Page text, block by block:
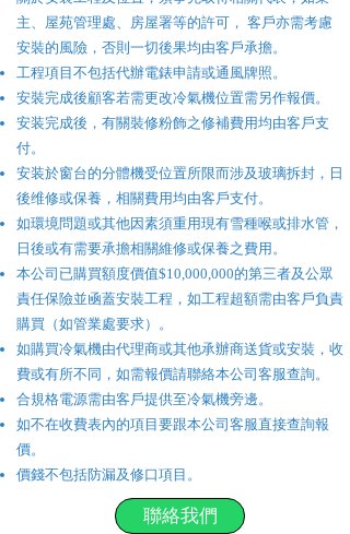
主、屋苑管理處、房屋署等的許可， 客戶亦需考慮
安裝的風險，否則一切後果均由客戶承擔。
工程項目不包括代辦電錶申請或通風牌照。
安裝完成後顧客若需更改冷氣機位置需另作報價。
安装完成後，有關裝修粉飾之修補費用均由客戶支
付。
安装於窗台的分體機受位置所限而涉及玻璃拆封，日
後维修或保養，相關費用均由客戶支付。
如環境問題或其他因素須重用現有雪種喉或排水管，
日後或有需要承擔相關維修或保養之費用。
本公司已購買額度價值$10,000,000的第三者及公眾
責任保險並凾蓋安裝工程，如工程超額需由客戶負責
購買（如管業處要求）。
如購買冷氣機由代理商或其他承辦商送貨或安裝，收
費或有所不同，如需報價請聯絡本公司客服查詢。
合規格電源需由客戶提供至冷氣機旁邊。
如不在收費表內的項目要跟本公司客服直接查詢報
價。
價錢不包括防漏及修口項目。
聯絡我們